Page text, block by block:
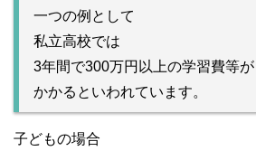
一つの例として
私立高校では
3年間で300万円以上の学習費等が
かかるといわれています。
子どもの場合